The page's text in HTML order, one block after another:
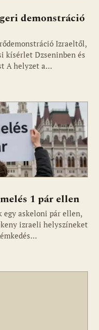
demonstráció
Izraeltől,
kísérlet Dzseninben és
A helyzet a…
1 pár ellen
egy askeloni pár ellen,
izraeli helyszíneket